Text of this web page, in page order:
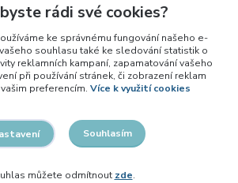
na
Eshop-rychle.cz
rádi své cookies?
ke správnému fungování našeho e-
souhlasu také ke sledování statistik o
reklamních kampaní, zapamatování vašeho
při používání stránek, či zobrazení reklam
preferencím. Více k využití cookies
Souhlasím
můžete odmítnout zde.